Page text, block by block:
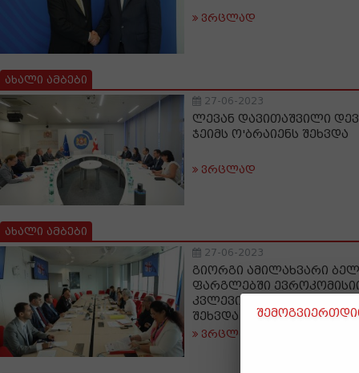
ვრცლად
ახალი ამბები
27-06-2023
ლევან დავითაშვილი
ჯეიმს ო'ბრაიენს შეხვდა
ვრცლად
ახალი ამბები
27-06-2023
გიორგი ამილახვარი
ფარგლებში
კვლევითი
შეხვდა
ვრცლად